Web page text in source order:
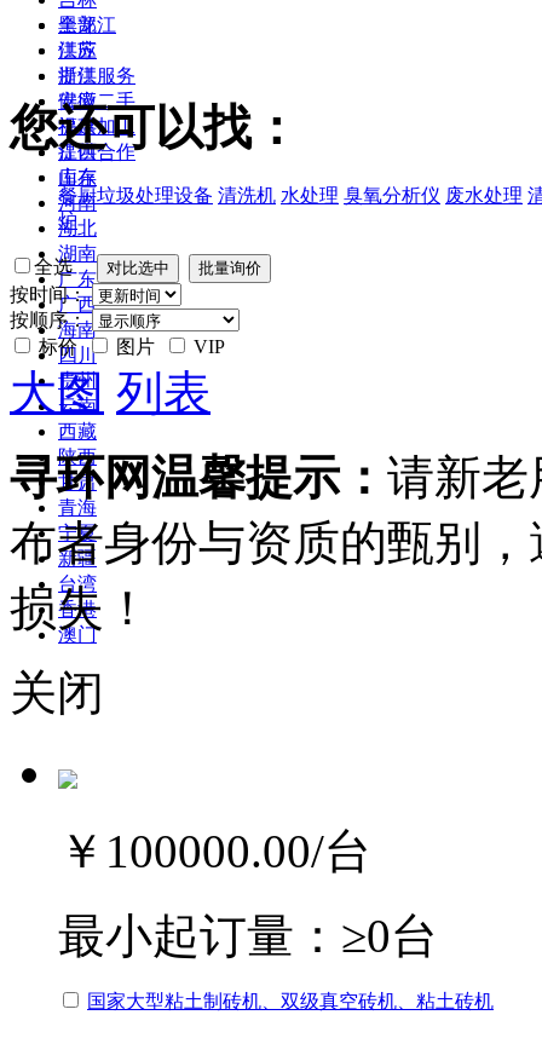
黑龙江
江苏
浙江
安徽
福建
江西
山东
河南
湖北
湖南
广东
广西
海南
四川
贵州
云南
西藏
陕西
甘肃
青海
宁夏
新疆
台湾
香港
澳门
全部
供应
提供服务
供应二手
提供加工
提供合作
库存
您还可以找：
餐厨垃圾处理设备 清洗机 水处理 臭氧分析仪 废水处理
炉
全选
按时间：
按顺序：
标价
图片 VIP
大图 列表
寻环网温馨提示： 请新老
布者身份与资质的甄别
损失！
关闭
￥100000.00/台
最小起订量： ≥0台
国家大型粘土制砖机、双级真空砖机、粘土砖机